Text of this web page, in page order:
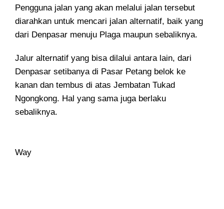
Pengguna jalan yang akan melalui jalan tersebut
diarahkan untuk mencari jalan alternatif, baik yang
dari Denpasar menuju Plaga maupun sebaliknya.
Jalur alternatif yang bisa dilalui antara lain, dari
Denpasar setibanya di Pasar Petang belok ke
kanan dan tembus di atas Jembatan Tukad
Ngongkong. Hal yang sama juga berlaku
sebaliknya.
Way